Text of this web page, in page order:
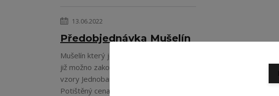
13.06.2022
Předobjednávka Mušelín
Mušelín který je v předobjednávce a je
již možno zakoupit krásné potištěné
vzory Jednobarevný cena 169Kč/m
Potištěný cena 199Kč/m